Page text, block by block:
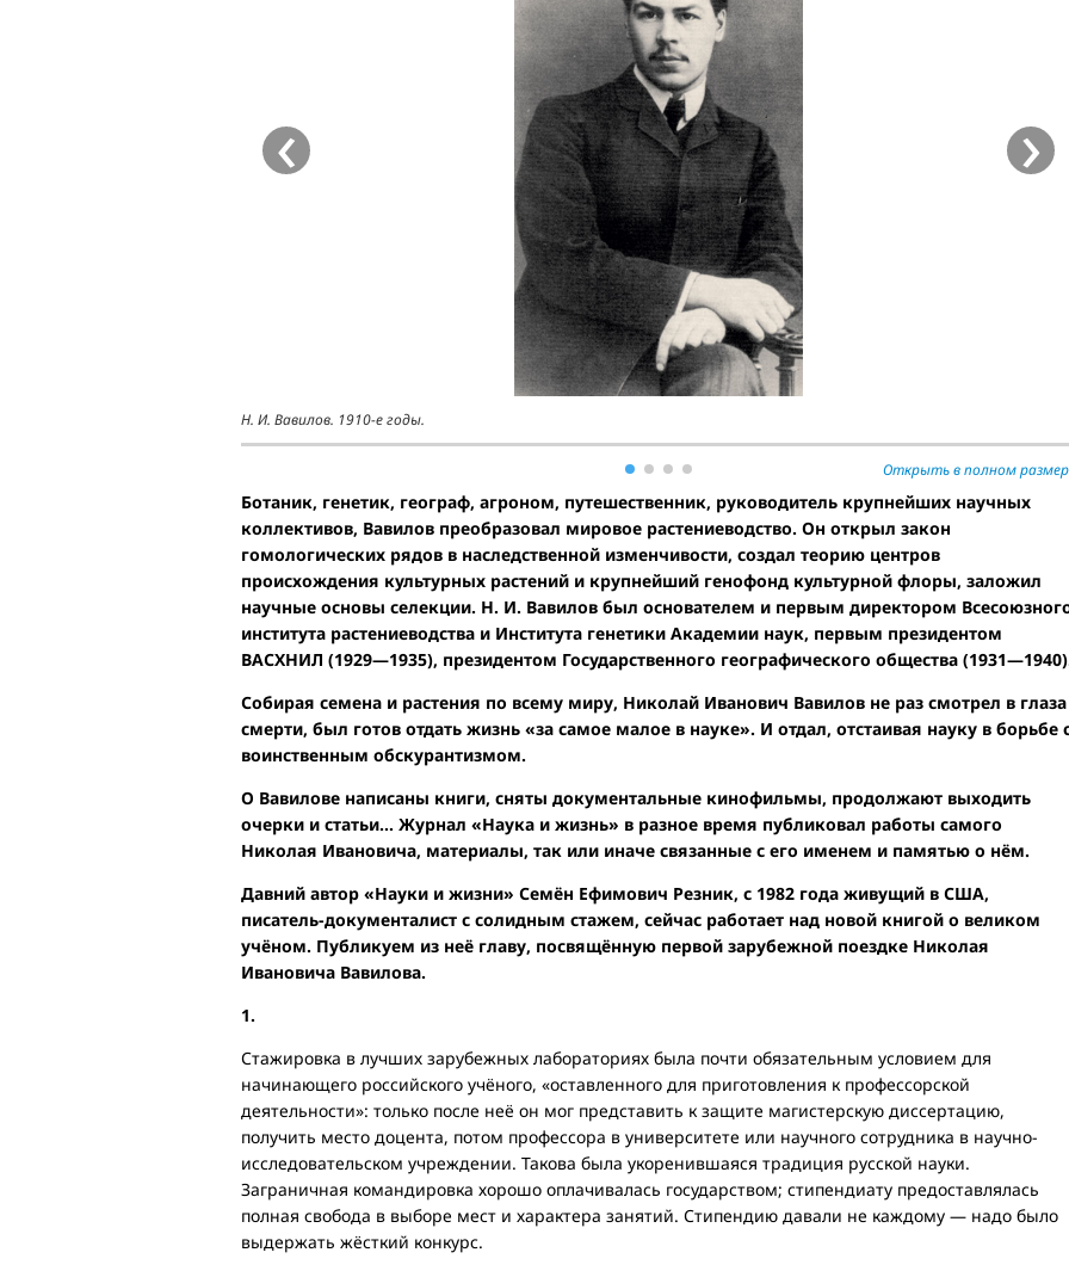
Н. И. Вавилов. 1910-е годы.
‹ ›
Открыть в полном
Ботаник, генетик, географ, агроном, путешественник, руководитель крупнейших научных
коллективов, Вавилов преобразовал мировое растениеводство. Он открыл закон
гомологических рядов в наследственной изменчивости, создал теорию центров
происхождения культурных растений и крупнейший генофонд культурной флоры, заложил
научные основы селекции. Н. И. Вавилов был основателем и первым директором
института растениеводства и Института генетики Академии наук, первым президентом
ВАСХНИЛ (1929—1935), президентом Государственного географического общества
Собирая семена и растения по всему миру, Николай Иванович Вавилов не раз смотрел в глаза
смерти, был готов отдать жизнь «за самое малое в науке». И отдал, отстаивая науку в борьбе
воинственным обскурантизмом.
О Вавилове написаны книги, сняты документальные кинофильмы, продолжают выходить
очерки и статьи… Журнал «Наука и жизнь» в разное время публиковал работы самого
Николая Ивановича, материалы, так или иначе связанные с его именем и памятью о нём.
Давний автор «Науки и жизни» Семён Ефимович Резник, с 1982 года живущий в США,
писатель-документалист с солидным стажем, сейчас работает над новой книгой о великом
учёном. Публикуем из неё главу, посвящённую первой зарубежной поездке Николая
Ивановича Вавилова.
1.
Стажировка в лучших зарубежных лабораториях была почти обязательным условием для
начинающего российского учёного, «оставленного для приготовления к профессорской
деятельности»: только после неё он мог представить к защите магистерскую диссертацию,
получить место доцента, потом профессора в университете или научного сотрудника в научно-
исследовательском учреждении. Такова была укоренившаяся традиция русской науки.
Заграничная командировка хорошо оплачивалась государством; стипендиату предоставлялась
полная свобода в выборе мест и характера занятий. Стипендию давали не каждому — надо было
выдержать жёсткий конкурс.